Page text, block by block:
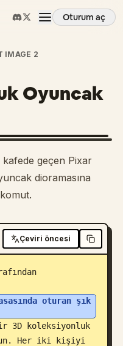
Oturum aç
IMAGE 2
Oyuncak
geçen Pixar
dioramasına
Çeviri öncesi
oturan şık
3D koleksiyonluk
Her iki kişiyi